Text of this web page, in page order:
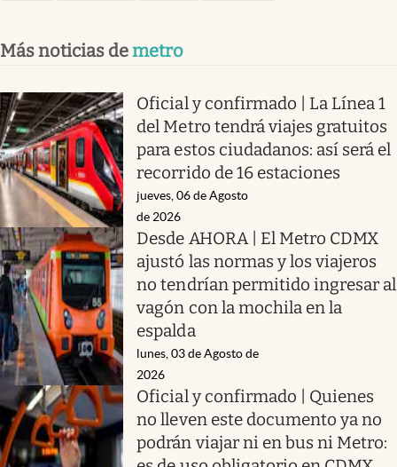
Más noticias demetro
Oficial y confirmado | La Línea 1
del Metro tendrá viajes gratuitos
para estos ciudadanos: así será el
recorrido de 16 estaciones
jueves, 06 de Agosto
de 2026
Desde AHORA | El Metro CDMX
ajustó las normas y los viajeros
no tendrían permitido ingresar al
vagón con la mochila en la
espalda
lunes, 03 de Agosto de
2026
Oficial y confirmado | Quienes
no lleven este documento ya no
podrán viajar ni en bus ni Metro: